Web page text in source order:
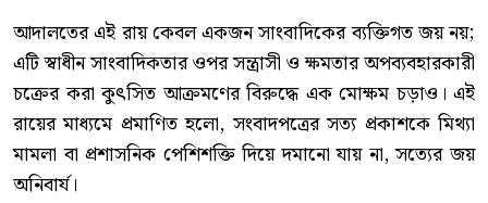
আদালতের এই রায় কেবল একজন সাংবাদিকের ব্যক্তিগত জয় নয়;
এটি স্বাধীন সাংবাদিকতার ওপর সন্ত্রাসী ও ক্ষমতার অপব্যবহারকারী
চক্রের করা কুৎসিত আক্রমণের বিরুদ্ধে এক মোক্ষম চড়াও। এই
রায়ের মাধ্যমে প্রমাণিত হলো, সংবাদপত্রের সত্য প্রকাশকে মিথ্যা
মামলা বা প্রশাসনিক পেশিশক্তি দিয়ে দমানো যায় না, সত্যের জয়
অনিবার্য।